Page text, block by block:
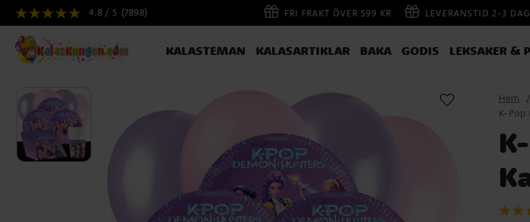
4.8 / 5 (7898) FRI FRAKT ÖVER 599 KR LEVERANSTID 2-3
KALASTEMAN KALASARTIKLAR BAKA GODIS LEKSAKER &
Hem
K-Pop